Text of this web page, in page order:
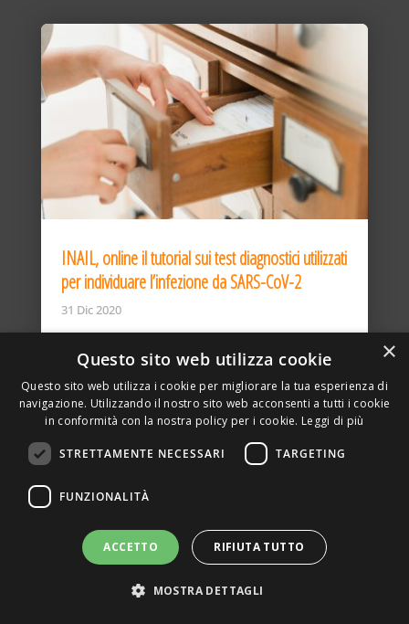
INAIL, online il tutorial sui test diagnostici utilizzati
per individuare l’infezione da SARS-CoV-2
31 Dic 2020
DELLA TORRE, 15 – 20127 – MILANO – P. IVA
SITO REALIZZATO DA GRAFICAEFOTO WEB AGENCY –
PARTNER SINTEL
×
Questo sito web utilizza cookie
Questo sito web utilizza i cookie per migliorare la tua esperienza di
navigazione. Utilizzando il nostro sito web acconsenti a tutti i cookie
in conformità con la nostra policy per i cookie. Leggi di più
STRETTAMENTE NECESSARI TARGETING
FUNZIONALITÀ
ACCETTO RIFIUTA TUTTO
MOSTRA DETTAGLI